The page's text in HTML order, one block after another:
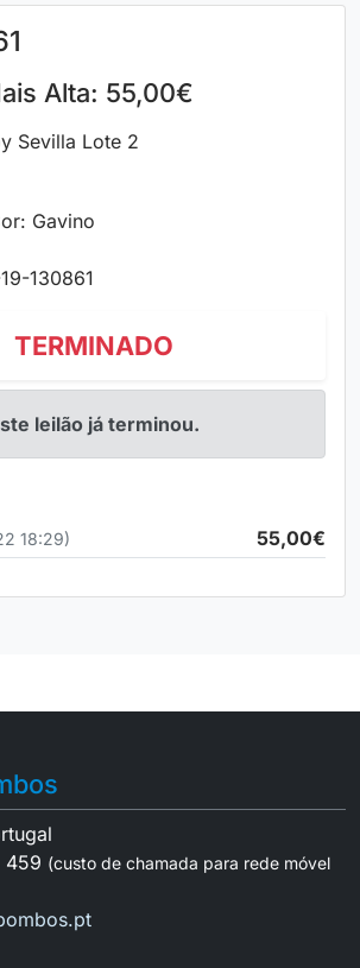
Alta: 55,00€
Sevilla Lote 2
Gavino
130861
TERMINADO
leilão já terminou.
18:29) 55,00€
459 (custo de chamada para rede móvel